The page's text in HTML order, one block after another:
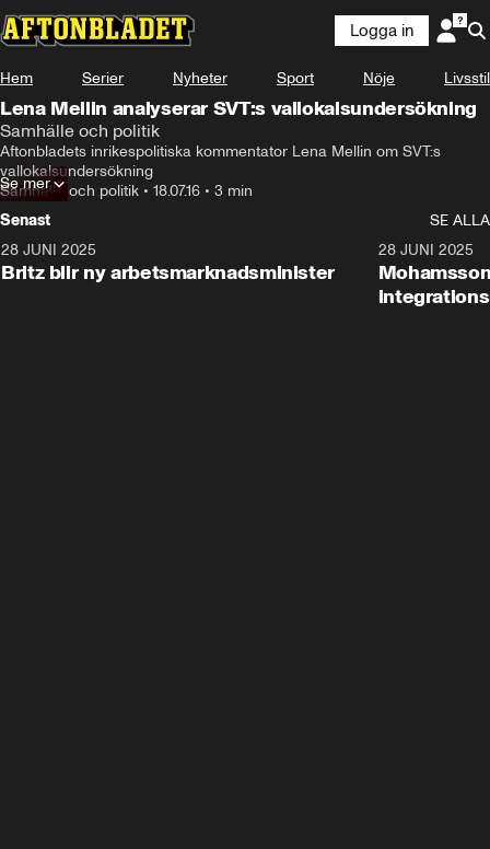
Logga in
Hem Serier Nyheter Sport Nöje Livsstil
Lena Mellin analyserar SVT:s vallokalsundersökning
Samhälle och politik
Aftonbladets inrikespolitiska kommentator Lena Mellin om SVT:s
vallokalsundersökning
Samhälle och politik • 18.07.16 • 3 min
Se mer
Senast
SE ALLA
28 JUNI 2025
Britz blir ny arbetsmarknadsminister
28 JUNI 2025